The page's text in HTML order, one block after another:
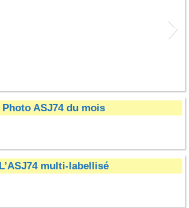
ITM SAINT JULIEN
Photo ASJ74 du mois
L’ASJ74 multi-labellisé